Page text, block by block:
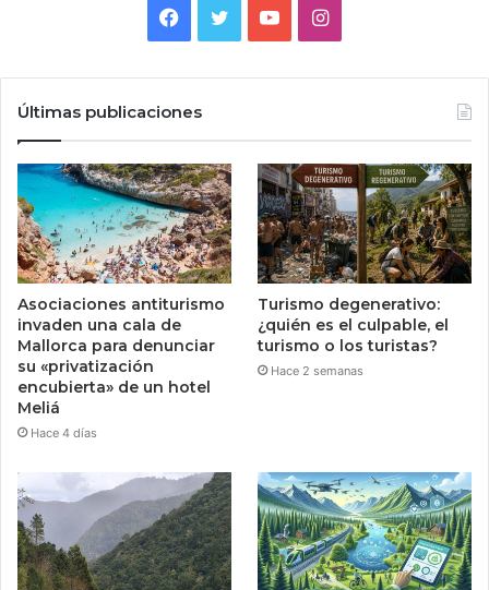
Facebook
TwitterYouTubeInstagram
Últimas publicaciones
Asociaciones antiturismo
invaden una cala de
Mallorca para denunciar
su «privatización
encubierta» de un hotel
Meliá
Hace 4 días
Turismo degenerativo:
¿quién es el culpable, el
turismo o los turistas?
Hace 2 semanas